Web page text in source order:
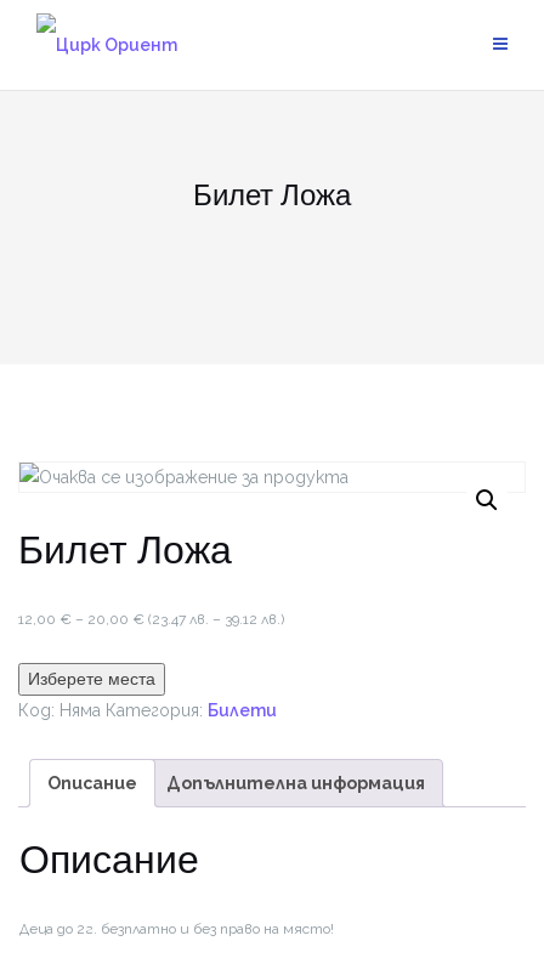
Билет Ложа
Билет Ложа
12,00 € – 20,00 € Price
12,00 €
through
(23.47 лв. – 39.12 лв.)
Изберете места
Код: Няма Категория: Билети
Описание Допълнителна информация
Описание
Деца до 2г. безплатно и без право на място!